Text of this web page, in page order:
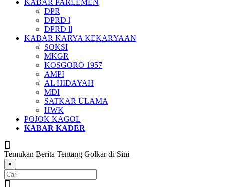
KABAR PARLEMEN
DPR
DPRD l
DPRD ll
KABAR KARYA KEKARYAAN
SOKSI
MKGR
KOSGORO 1957
AMPI
AL HIDAYAH
MDI
SATKAR ULAMA
HWK
POJOK KAGOL
KABAR KADER
Temukan Berita Tentang Golkar di Sini
×